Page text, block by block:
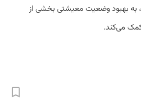
بهبود وضعیت معیشتی بخشی از
می‌کند.